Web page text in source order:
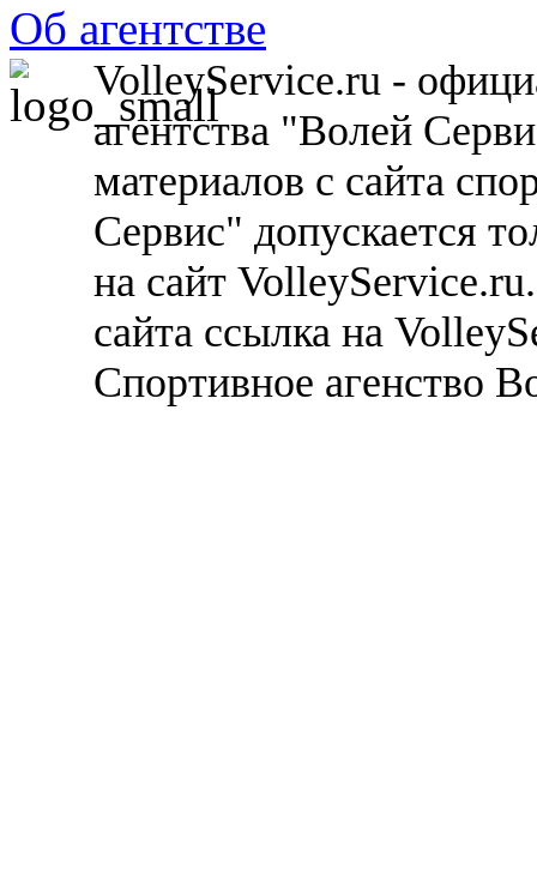
Об агентстве
VolleyService.ru -
агентства "Волей
материалов с сайта
Сервис" допускается
на сайт
сайта ссылка на
Спортивное агенство